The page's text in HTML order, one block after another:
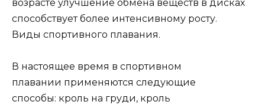
возрасте улучшение обмена веществ в дисках
способствует более интенсивному росту.
Виды спортивного плавания.
В настоящее время в спортивном
плавании применяются следующие
способы: кроль на груди, кроль